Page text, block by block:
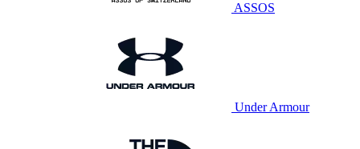
ASSOS
Under Armour